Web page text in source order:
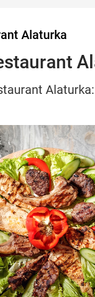
Alaturka